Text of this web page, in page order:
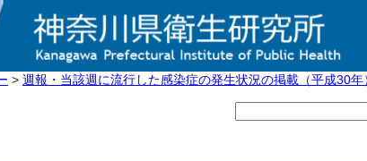
> 週報・当該週に流行した感染症の発生状況の掲載（平成30年